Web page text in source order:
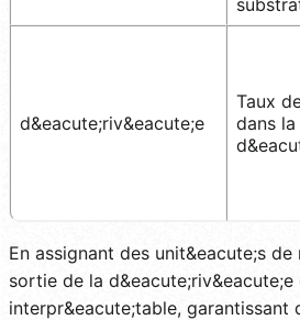
d&eacute;riv&eacute;e
Taux
dans
En assignant des unit&eacute;s
sortie de la
interpr&eacute;table, garantissant